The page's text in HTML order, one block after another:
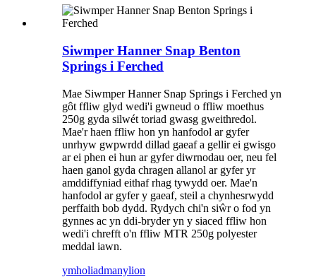
Siwmper Hanner Snap Benton
Springs i Ferched
Mae Siwmper Hanner Snap Springs i Ferched yn
gôt ffliw glyd wedi'i gwneud o ffliw moethus
250g gyda silwét toriad gwasg gweithredol.
Mae'r haen ffliw hon yn hanfodol ar gyfer
unrhyw gwpwrdd dillad gaeaf a gellir ei gwisgo
ar ei phen ei hun ar gyfer diwrnodau oer, neu fel
haen ganol gyda chragen allanol ar gyfer yr
amddiffyniad eithaf rhag tywydd oer. Mae'n
hanfodol ar gyfer y gaeaf, steil a chynhesrwydd
perffaith bob dydd. Rydych chi'n siŵr o fod yn
gynnes ac yn ddi-bryder yn y siaced ffliw hon
wedi'i chrefft o'n ffliw MTR 250g polyester
meddal iawn.
ymholiadmanylion